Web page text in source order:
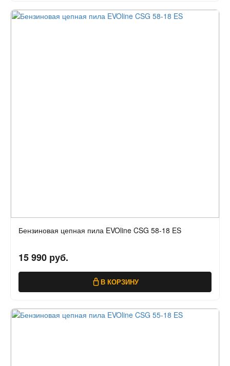
Бензиновая цепная пила EVOline CSG 58-18 ES
15 990 руб.
В КОРЗИНУ